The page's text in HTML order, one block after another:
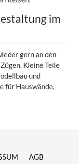
im
gern an den
Kleine Teile
und
für Hauswände,
AGB